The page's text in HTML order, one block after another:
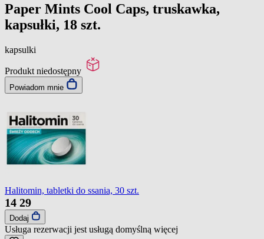
Paper Mints Cool Caps, truskawka,
kapsułki, 18 szt.
kapsulki
Produkt niedostępny
Powiadom mnie
Halitomin, tabletki do ssania, 30 szt.
14 29
Dodaj
Usługa rezerwacji jest usługą domyślną więcej